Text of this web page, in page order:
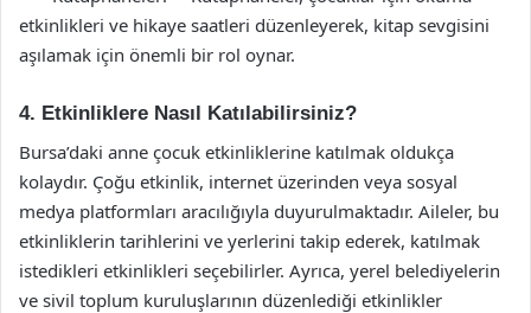
etkinlikleri ve hikaye saatleri düzenleyerek, kitap sevgisini
aşılamak için önemli bir rol oynar.
4. Etkinliklere Nasıl Katılabilirsiniz?
Bursa’daki anne çocuk etkinliklerine katılmak oldukça
kolaydır. Çoğu etkinlik, internet üzerinden veya sosyal
medya platformları aracılığıyla duyurulmaktadır. Aileler, bu
etkinliklerin tarihlerini ve yerlerini takip ederek, katılmak
istedikleri etkinlikleri seçebilirler. Ayrıca, yerel belediyelerin
ve sivil toplum kuruluşlarının düzenlediği etkinlikler